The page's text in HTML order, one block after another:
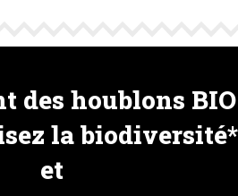
des houblons BIO
la biodiversité*
et